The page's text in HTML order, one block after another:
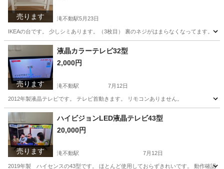
売ります 滝不動駅5月23日
IKEAの台です。 少しシミあります。（3枚目） 裏のネジがはまらなくなってます。
千葉 船橋市 滝不動駅 収納家具
売ります
液晶カラーテレビ32型
2,000円
滝不動駅 7月12日
2012年製液晶テレビです。 テレビ首動きます。 リモコンありません。
千葉 船橋市 滝不動駅 テレビ カラーテレビ
売ります
ハイビジョンLED液晶テレビ43型
20,000円
滝不動駅 7月12日
2019年製 ハイセンスの43型です。 ほとんど使用しておらずきれいです。 動作確認異